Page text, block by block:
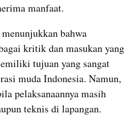
manfaat.
bahwa
kritik dan masukan yang
tujuan yang sangat
muda Indonesia. Namun,
pelaksanaannya masih
teknis di lapangan.